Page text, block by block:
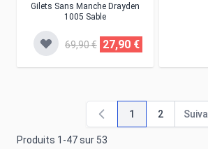
Gilets Sans Manche Drayden
1005 Sable
69,90 € 27,90 €
Produits 1 -47sur 53
Vous lisez
1
Page
2
Page